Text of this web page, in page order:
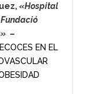
«Hospital
Fundació
–
EN EL